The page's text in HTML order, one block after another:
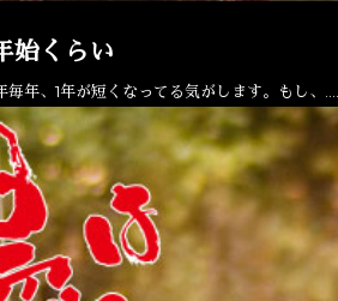
始くらい
年、1年が短くなってる気がします。もし、……